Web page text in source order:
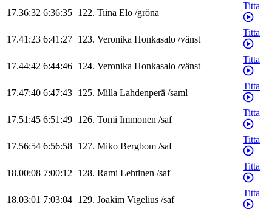
17.36:32 6:36:35 122. Tiina Elo /gröna
Titta
17.41:23 6:41:27 123. Veronika Honkasalo /vänst
Titta
17.44:42 6:44:46 124. Veronika Honkasalo /vänst
Titta
17.47:40 6:47:43 125. Milla Lahdenperä /saml
Titta
17.51:45 6:51:49 126. Tomi Immonen /saf
Titta
17.56:54 6:56:58 127. Miko Bergbom /saf
Titta
18.00:08 7:00:12 128. Rami Lehtinen /saf
Titta
18.03:01 7:03:04 129. Joakim Vigelius /saf
Titta